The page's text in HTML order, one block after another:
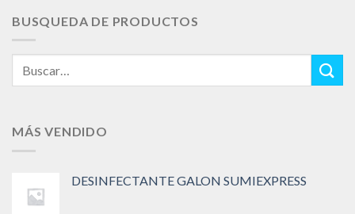
BUSQUEDA DE PRODUCTOS
MÁS VENDIDO
DESINFECTANTE GALON SUMIEXPRESS